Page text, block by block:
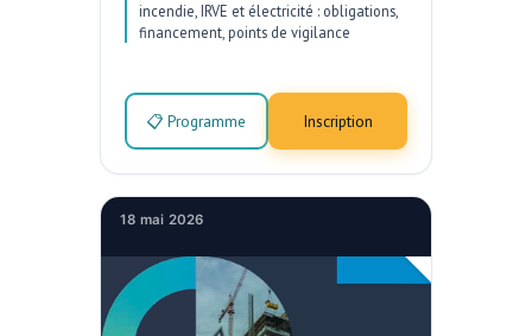
incendie, IRVE et électricité : obligations,
financement, points de vigilance
📋 Programme Inscription
18 mai 2026